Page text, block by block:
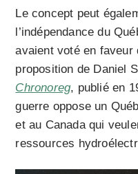
Le concept peut
l’indépendance du
avaient voté en faveur
proposition de Daniel
Chronoreg, publié en
guerre oppose un
et au Canada qui
ressources